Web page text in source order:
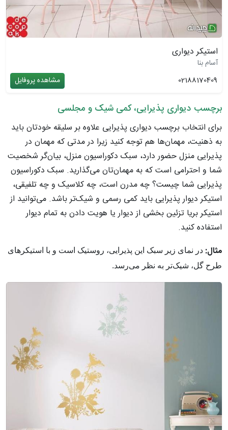
استیکر دیواری
آسام بنا
02188170409
مشاهده پروفایل
برچسب دیواری پذیرایی، کمی شیک و مجلسی
برای انتخاب برچسب دیواری پذیرایی علاوه بر سلیقه خودتان باید
به ذهنیت، مهمان‌ها هم توجه کنید زیرا در مدتی که مهمان در
پذیرایی منزل حضور دارد، سبک دکوراسیون منزل، بیان‌گر شخصیت
شما و احترامی است که به مهمان‌تان می‌گذارید. سبک دکوراسیون
پذیرایی شما چیست؟ چه مدرن است، چه کلاسیک و چه تلفیقی،
استیکر دیوار پذیرایی باید کمی رسمی‌ و شیک‌تر باشد. می‌توانید از
استیکر بریا تزئین بخشی از دیوار یا هویت دادن به تمام دیوار
استفاده کنید.
مثال: در نمای زیر سبک این پذیرایی، روستیک است و با استیکر‌های
طرح گل، شیک‌تر به نظر می‌رسد.